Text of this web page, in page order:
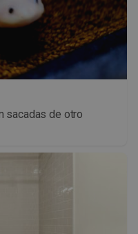
sacadas de otro